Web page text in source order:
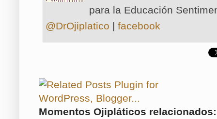
para la Educación
@DrOjiplatico | facebook
Momentos Ojipláticos relacionados: